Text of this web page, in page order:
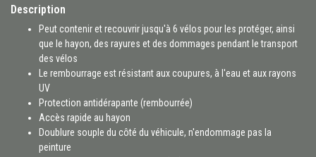
Description
Peut contenir et recouvrir jusqu'à 6 vélos pour les protéger, ainsi
que le hayon, des rayures et des dommages pendant le transport
des vélos
Le rembourrage est résistant aux coupures, à l'eau et aux rayons
UV
Protection antidérapante (rembourrée)
Accès rapide au hayon
Doublure souple du côté du véhicule, n'endommage pas la
peinture